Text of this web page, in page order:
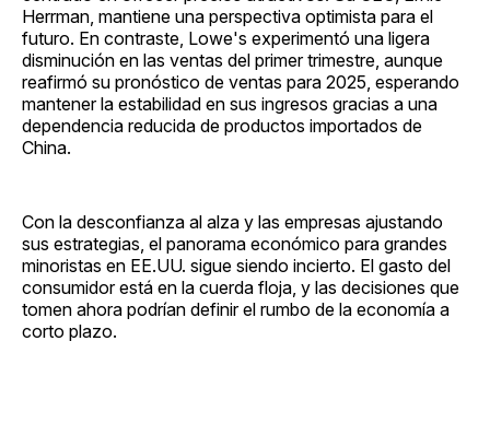
Herrman, mantiene una perspectiva optimista para el
futuro. En contraste, Lowe's experimentó una ligera
disminución en las ventas del primer trimestre, aunque
reafirmó su pronóstico de ventas para 2025, esperando
mantener la estabilidad en sus ingresos gracias a una
dependencia reducida de productos importados de
China.
Con la desconfianza al alza y las empresas ajustando
sus estrategias, el panorama económico para grandes
minoristas en EE.UU. sigue siendo incierto. El gasto del
consumidor está en la cuerda floja, y las decisiones que
tomen ahora podrían definir el rumbo de la economía a
corto plazo.